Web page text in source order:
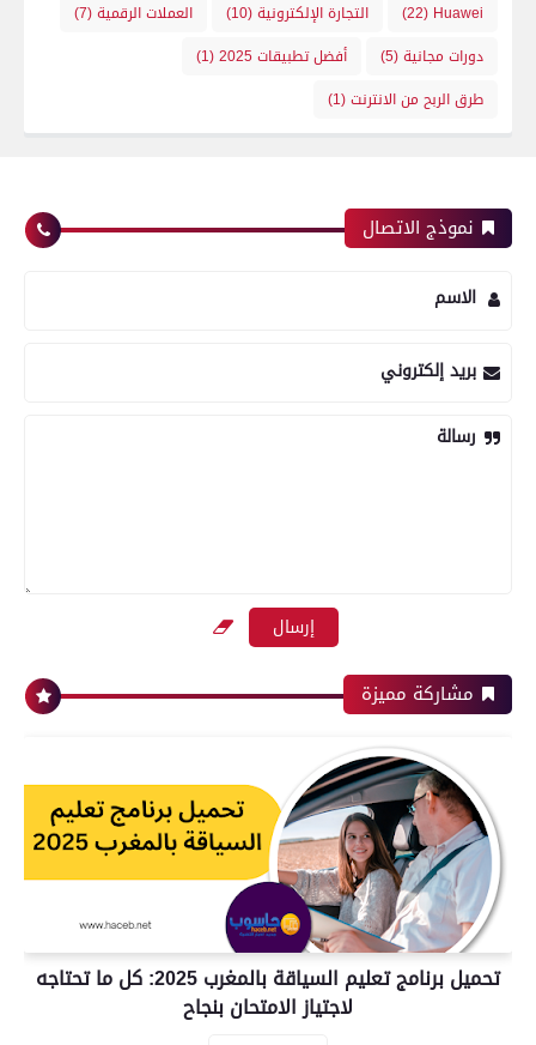
Huawei
(22) التجارة الإلكترونية(10) العملات الرقمية(7)
دورات مجانية(5) أفضل تطبيقات 2025
(1)
طرق الربح من الانترنت(1)
نموذج الاتصال
الاسم
بريد إلكتروني
رسالة
مشاركة مميزة
تحميل برنامج تعليم السياقة بالمغرب 2025: كل ما تحتاجه
لاجتياز الامتحان بنجاح